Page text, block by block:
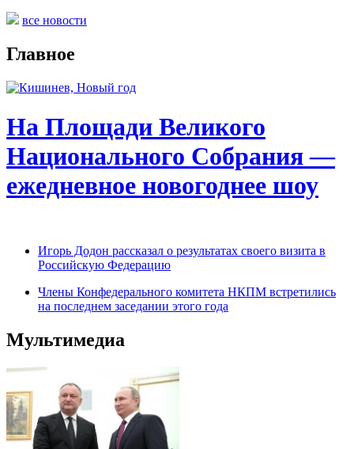
все новости
Главное
На Площади Великого
Национального Собрания —
ежедневное новогоднее шоу
Игорь Додон рассказал о результатах своего визита в
Российскую Федерацию
Члены Конфедерального комитета НКПМ встретились
на последнем заседании этого года
Мультимедиа